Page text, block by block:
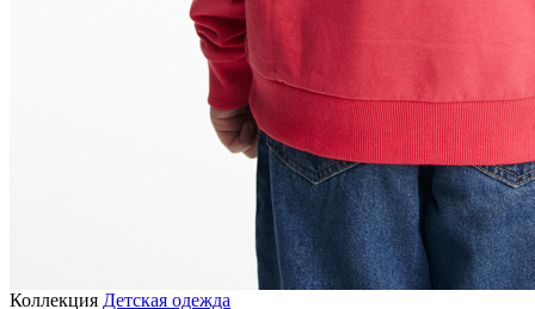
Коллекция Детская одежда